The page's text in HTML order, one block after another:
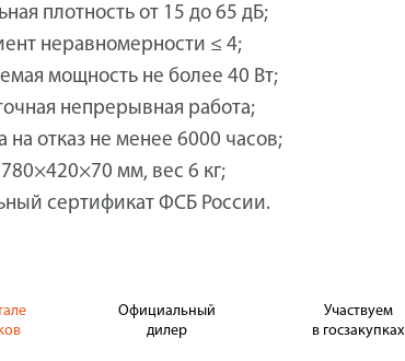
плотность от 15 до 65 дБ;
неравномерности ≤ 4;
мощность не более 40 Вт;
непрерывная работа;
на отказ не менее 6000 часов;
мм, вес 6 кг;
сертификат ФСБ России.
Официальный
дилер
Участвуем
в госзакупках